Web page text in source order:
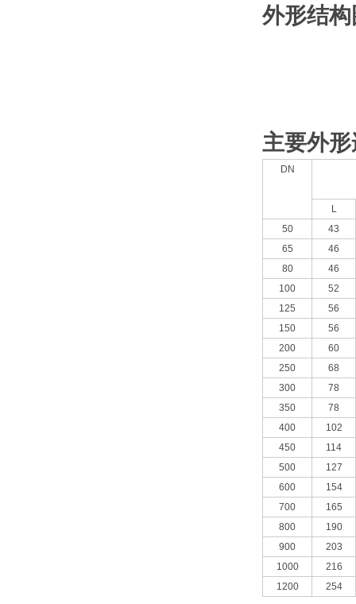
外形结
主要外
DN
L
50
43
65
46
80
46
100
52
125
56
150
56
200
60
250
68
300
78
350
78
400
102
450
114
500
127
600
154
700
165
800
190
900
203
1000
216
1200
254